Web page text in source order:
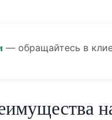
— обращайтесь в